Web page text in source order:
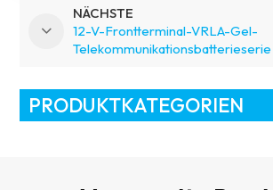
NÄCHSTE
12-V-Frontterminal-VRLA-Gel-
Telekommunikationsbatterieserie
PRODUKTKATEGORIEN